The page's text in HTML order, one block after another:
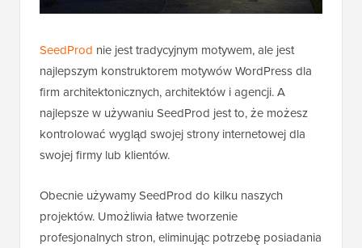
SeedProd nie jest tradycyjnym motywem, ale jest
najlepszym konstruktorem motywów WordPress dla
firm architektonicznych, architektów i agencji. A
najlepsze w używaniu SeedProd jest to, że możesz
kontrolować wygląd swojej strony internetowej dla
swojej firmy lub klientów.
Obecnie używamy SeedProd do kilku naszych
projektów. Umożliwia łatwe tworzenie
profesjonalnych stron, eliminując potrzebę posiadania